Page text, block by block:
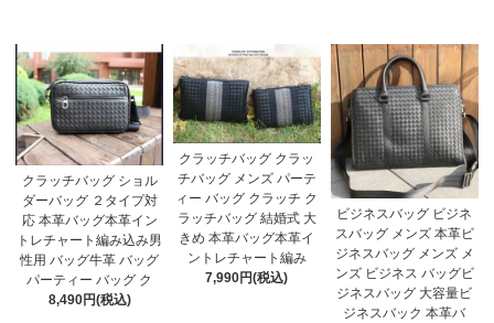
クラッチバッグ ショル
ダーバッグ ２タイプ対
応 本革バッグ本革イン
トレチャート編み込み男
性用 バッグ牛革 バッグ
パーティー バッグ ク
8,490円(税込)
クラッチバッグ クラッ
チバッグ メンズ パーテ
ィー バッグ クラッチ ク
ラッチバッグ 結婚式 大
きめ 本革バッグ本革イ
ントレチャート編み
7,990円(税込)
ビジネスバッグ ビジネ
スバッグ メンズ 本革ビ
ジネスバッグ メンズ メ
ンズ ビジネス バッグビ
ジネスバッグ 大容量ビ
ジネスバック 本革バ